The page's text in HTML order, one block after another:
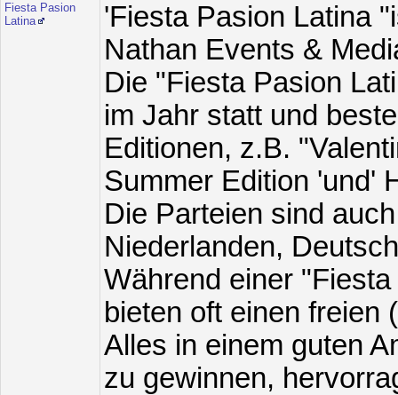
Fiesta Pasion
Latina
'Fiesta Pasion Latina
Nathan Events &
Die "Fiesta Pasion
im Jahr statt und
Editionen, z.B.
Summer Edition 'und'
Die Parteien sind
Niederlanden,
Während einer
bieten oft einen freien
Alles in einem guten
zu gewinnen,